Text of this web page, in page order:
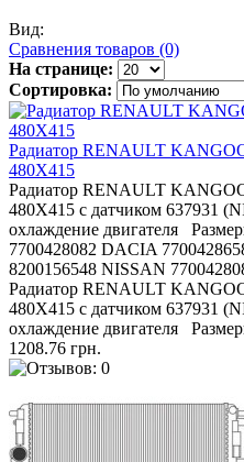
Вид:
Сравнения товаров (0)
На странице:
Сортировка:
Радиатор RENAULT
480X415
Радиатор RENAULT
480X415 с датчиком 637931
охлаждение двигателя
7700428082 DACIA
8200156548 NISSAN
Радиатор RENAULT
480X415 с датчиком 637931
охлаждение двигателя
1208.76 грн.